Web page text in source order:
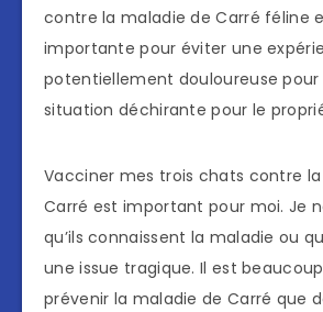
contre la maladie de Carré féline
importante pour éviter une
potentiellement douloureuse
situation déchirante pour le
Vacciner mes trois chats contre
Carré est important pour moi. Je
qu’ils connaissent la maladie ou
une issue tragique. Il est
prévenir la maladie de Carré que